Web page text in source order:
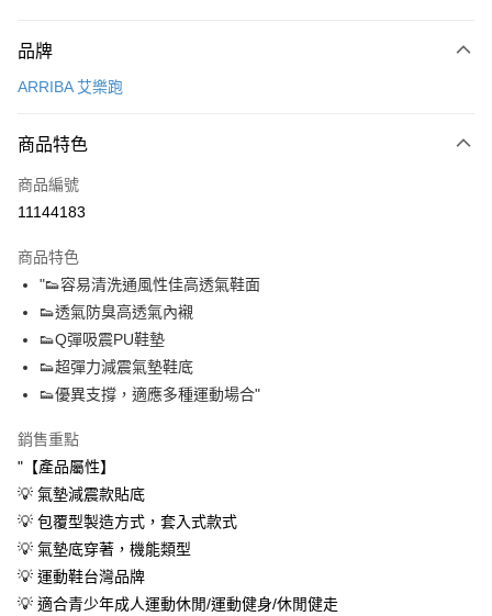
信用卡一次付款
LINE Pay
Apple Pay
悠遊付
Google Pay
AFTEE先享後付
相關說明
【關於「AFTEE先享後付」】
便利好安心！
１．簡單：不需註冊會員、不需綁卡、不需儲值。
２．便利：只要手機號碼，簡訊認證，即可結帳。
３．安心：先確認商品／服務後，再付款。
【「AFTEE先享後付」結帳流程】
１．於結帳方式選擇「AFTEE先享後付」後，將跳轉至「AFTEE先享後付」
結帳頁面，進行簡訊認證並確認金額後，即可完成結帳。
２．訂單成立數日內，您將收到繳費通知簡訊。
運送方式
全家取貨付款
付款後全家取貨
每筆NT$60，滿NT$699(含以上)免運費
品牌
ARRIBA 艾樂跑
商品特色
商品編號
11144183
商品特色
"👟容易清洗通風性佳高透氣鞋面
👟透氣防臭高透氣內襯
👟Q彈吸震PU鞋墊
👟超彈力減震氣墊鞋底
👟優異支撐，適應多種運動場合"
銷售重點
"【產品屬性】
💡 氣墊減震款貼底
💡 包覆型製造方式，套入式款式
💡 氣墊底穿著，機能類型
💡 運動鞋台灣品牌
💡 適合青少年成人運動休閒/運動健身/休閒健走